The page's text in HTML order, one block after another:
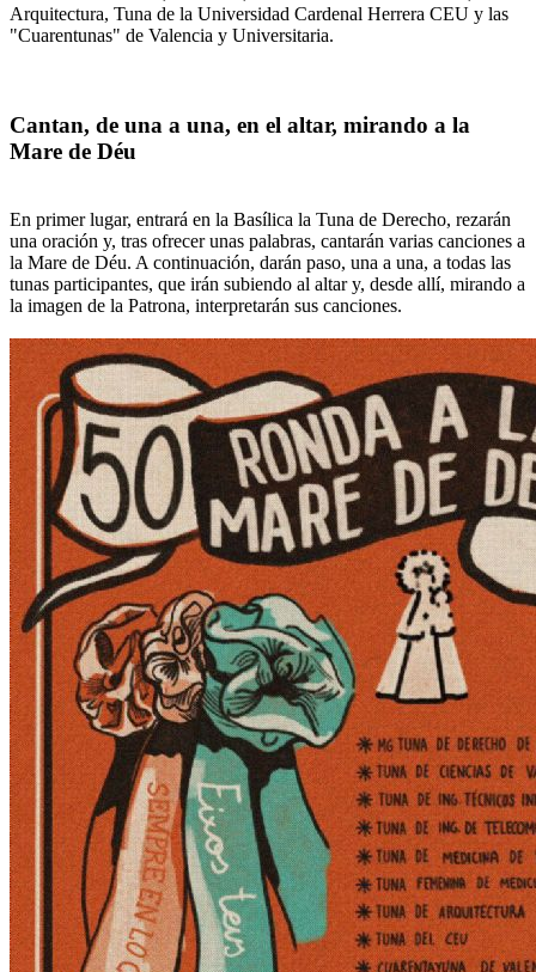
Arquitectura, Tuna de la Universidad Cardenal Herrera CEU y las
"Cuarentunas" de Valencia y Universitaria.
Cantan, de una a una, en el altar, mirando a la
Mare de Déu
En primer lugar, entrará en la Basílica la Tuna de Derecho, rezarán
una oración y, tras ofrecer unas palabras, cantarán varias canciones a
la Mare de Déu. A continuación, darán paso, una a una, a todas las
tunas participantes, que irán subiendo al altar y, desde allí, mirando a
la imagen de la Patrona, interpretarán sus canciones.